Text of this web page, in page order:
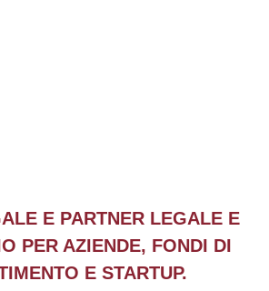
E PARTNER LEGALE E
PER AZIENDE, FONDI DI
E STARTUP.